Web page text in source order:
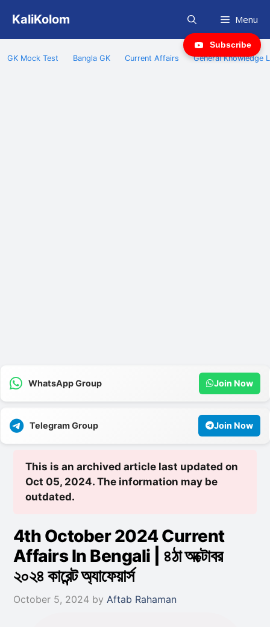
content
KaliKolom Menu
GK Mock Test Bangla GK Current Affairs General Knowledge
WhatsApp Group Join Now
Telegram Group Join Now
Subscribe
This is an archived article last updated on
Oct 05, 2024. The information may be
outdated.
4th October 2024 Current
Affairs In Bengali | ৪ঠা অক্টোবর
২০২৪ কারেন্ট অ্যাফেয়ার্স
October 5, 2024 by Aftab Rahaman